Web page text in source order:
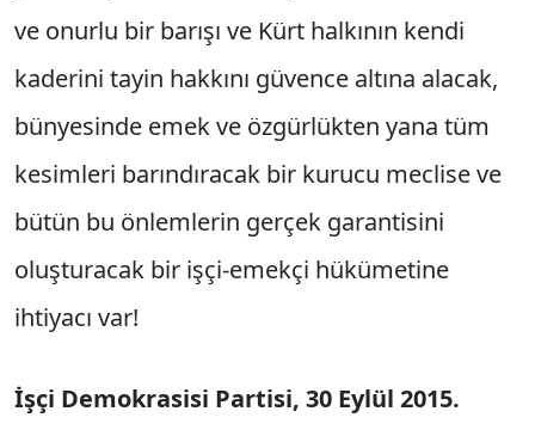
ve onurlu bir barışı ve Kürt halkının kendi
kaderi­ni tayin hakkını güvence altına alacak,
bünye­sinde emek ve özgürlükten yana tüm
kesimleri barındıracak bir kurucu meclise ve
bütün bu önlemlerin gerçek garantisini
oluşturacak bir işçi-emekçi hükümetine
ihtiyacı var!
İşçi Demokrasisi Partisi, 30 Eylül 2015.